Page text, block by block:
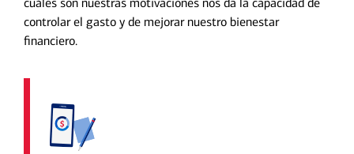
controlar el gasto y de mejorar nuestro bienestar
financiero.